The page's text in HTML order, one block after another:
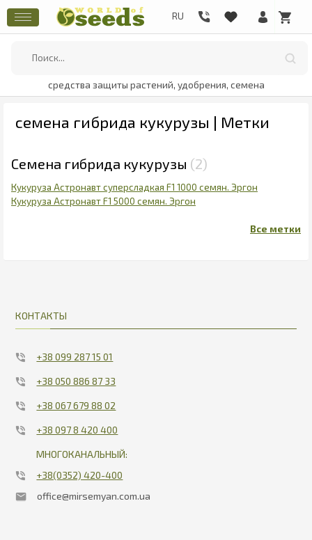
средства защиты растений, удобрения, семена
семена гибрида кукурузы | Метки
Семена гибрида кукурузы 2
Кукуруза Астронавт суперсладкая F1 1000 cемян. Эргон
Кукуруза Астронавт F1 5000 cемян. Эргон
КОНТАКТЫ
+38 099 287 15 01
+38 050 886 87 33
+38 067 679 88 02
+38 097 8 420 400
МНОГОКАНАЛЬНЫЙ:
+38(0352) 420-400
office@mirsemyan.com.ua